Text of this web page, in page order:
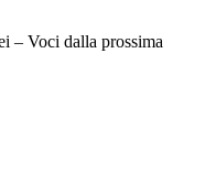
– Voci dalla prossima